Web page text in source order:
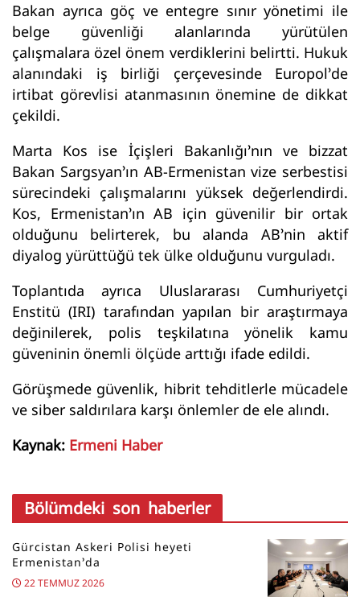
Bakan ayrıca göç ve entegre sınır yönetimi ile
belge güvenliği alanlarında yürütülen
çalışmalara özel önem verdiklerini belirtti. Hukuk
alanındaki iş birliği çerçevesinde Europol’de
irtibat görevlisi atanmasının önemine de dikkat
çekildi.
Marta Kos ise İçişleri Bakanlığı’nın ve bizzat
Bakan Sargsyan’ın AB-Ermenistan vize serbestisi
sürecindeki çalışmalarını yüksek değerlendirdi.
Kos, Ermenistan’ın AB için güvenilir bir ortak
olduğunu belirterek, bu alanda AB’nin aktif
diyalog yürüttüğü tek ülke olduğunu vurguladı.
Toplantıda ayrıca Uluslararası Cumhuriyetçi
Enstitü (IRI) tarafından yapılan bir araştırmaya
değinilerek, polis teşkilatına yönelik kamu
güveninin önemli ölçüde arttığı ifade edildi.
Görüşmede güvenlik, hibrit tehditlerle mücadele
ve siber saldırılara karşı önlemler de ele alındı.
Kaynak: Ermeni Haber
Bölümdeki son haberler
Gürcistan Askeri Polisi heyeti
Ermenistan’da
22 TEMMUZ 2026